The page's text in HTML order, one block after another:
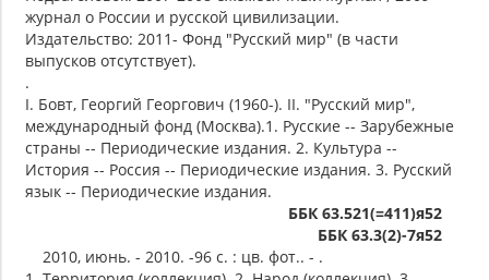
журнал о России и русской цивилизации.
Издательство: 2011- Фонд "Русский мир" (в части
выпусков отсутствует).
.
I. Бовт, Георгий Георгович (1960-). II. "Русский мир",
международный фонд (Москва).1. Русские -- Зарубежные
страны -- Периодические издания. 2. Культура --
История -- Россия -- Периодические издания. 3. Русский
язык -- Периодические издания.
ББК 63.521(=411)я52
ББК 63.3(2)-7я52
2010, июнь. - 2010. -96 с. : цв. фот.. - .